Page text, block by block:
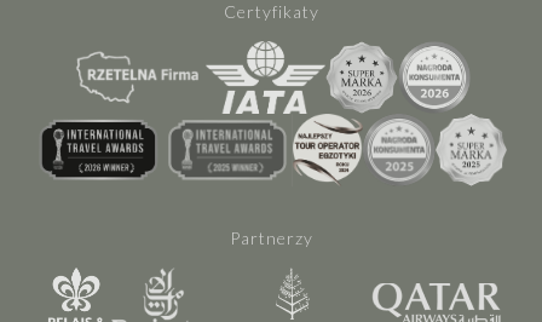
Certyfikaty
Partnerzy